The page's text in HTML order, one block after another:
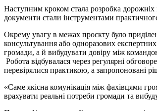
Наступним кроком стала розробка дорожніх
документи стали інструментами
Окрему увагу в межах проєкту було
консультування або одноразових
громади, а й вибудувати довіру між
Робота відбувалася через регулярні
перевірялися практикою, а запропоновані
«Саме якісна комунікація між фахівцями
врахувати реальні потреби громади та